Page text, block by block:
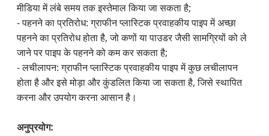
मीडिया में लंबे समय तक इस्तेमाल किया जा सकता है;
- पहनने का प्रतिरोध: ग्राफीन प्लास्टिक प्रवाहकीय पाइप में अच्छा
पहनने का प्रतिरोध होता है, जो कणों या पाउडर जैसी सामग्रियों को ले
जाने पर पाइप के पहनने को कम कर सकता है;
- लचीलापन: ग्राफीन प्लास्टिक प्रवाहकीय पाइप में कुछ लचीलापन
होता है और इसे मोड़ा और कुंडलित किया जा सकता है, जिसे स्थापित
करना और उपयोग करना आसान है।
अनुप्रयोग: